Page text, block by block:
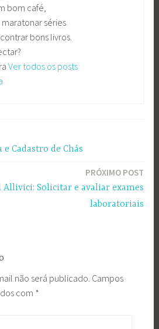
bom café,
séries
bons livros.
Ver todos os posts
Cadastro de Chás
PRÓXIMO POST
Solicitar e avaliar exames
laboratoriais
não será publicado. Campos
com *